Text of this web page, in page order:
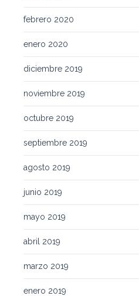
febrero 2020
enero 2020
diciembre 2019
noviembre 2019
octubre 2019
septiembre 2019
agosto 2019
junio 2019
mayo 2019
abril 2019
marzo 2019
enero 2019